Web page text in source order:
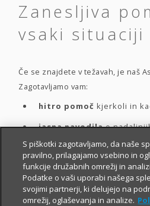
Zanesljiva
vsaki situaciji
Če se znajdete v težavah, je naš
Zagotavljamo vam:
hitro pomoč kjerkoli in
jasna navodilao
Spodaj izberite vrsto asistence.
naročilo asistencepriporočamo
poti, kjer so te na voljo.
S piškotki zagotavljamo, da naše
pravilno, prilagajamo vsebino in
funkcije družabnih omrežij in
Podatke o vaši uporabi našega
svojimi partnerji, ki delujejo na
omrežij, oglaševanja in analize.